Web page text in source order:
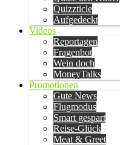
Quizzticle
Aufgedeckt
Videos
Reportagen
Fragenbot
Wein doch
MoneyTalks
Promotionen
Gute News
Flugmodus
Smart gespart
Reise-Glück
Meat & Greet